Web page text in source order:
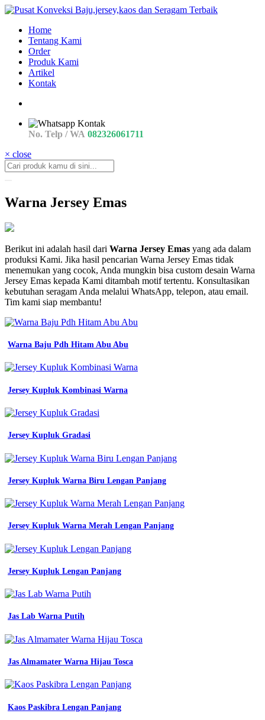
Home
Tentang Kami
Order
Produk Kami
Artikel
Kontak
No. Telp / WA 082326061711
× close
Warna Jersey Emas
jual
Warna
Jersey
Premium
jersey
bola
setelan
emas
elegan
custom
kerja
lapangan
pria
satuan
desain
jersey
warna
jersey
gold
motif
154
jersey
printing
bikin
jersey
futsal
kuning
kunyit
abstrak
jersey
jual
Berikut ini adalah hasil dari Warna Jersey Emas yang ada dalam
produksi Kami. Jika hasil pencarian Warna Jersey Emas tidak
menemukan yang cocok, Anda mungkin bisa custom desain Warna
Jersey Emas kepada Kami ditambah motif tertentu. Konsultasikan
kebutuhan seragam Anda melalui WhatsApp, telepon, atau email.
Tim kami siap membantu!
Warna Baju Pdh Hitam Abu Abu
Jersey Kupluk Kombinasi Warna
Jersey Kupluk Gradasi
Jersey Kupluk Warna Biru Lengan Panjang
Jersey Kupluk Warna Merah Lengan Panjang
Jersey Kupluk Lengan Panjang
Jas Lab Warna Putih
Jas Almamater Warna Hijau Tosca
Kaos Paskibra Lengan Panjang